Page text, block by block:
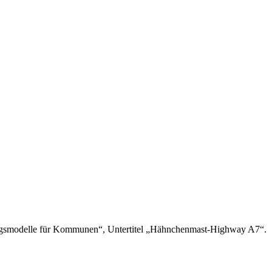
für Kommunen“, Untertitel „Hähnchenmast-Highway A7“.